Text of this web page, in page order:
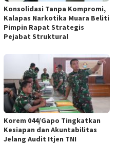
Konsolidasi Tanpa Kompromi,
Kalapas Narkotika Muara Beliti
Pimpin Rapat Strategis
Pejabat Struktural
Korem 044/Gapo Tingkatkan
Kesiapan dan Akuntabilitas
Jelang Audit Itjen TNI